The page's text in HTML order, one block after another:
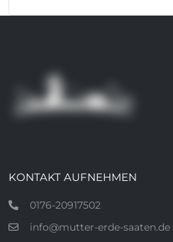
KONTAKT AUFNEHMEN
0176-20917502
info@mutter-erde-saaten.de